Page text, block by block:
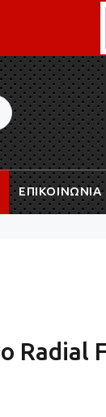
ΕΠΙΚΟΙΝΩΝΙΑ
Radial